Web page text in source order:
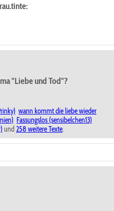
"Liebe und Tod"?
wann kommt die liebe wieder
Fassungslos (sensibelchen13)
und 258 weitere Texte.